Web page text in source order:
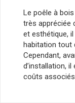
Le poêle à
très appréciée
et esthétique,
habitation tout
Cependant,
d’installation,
coûts associés